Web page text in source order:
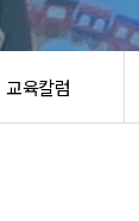
교육칼럼